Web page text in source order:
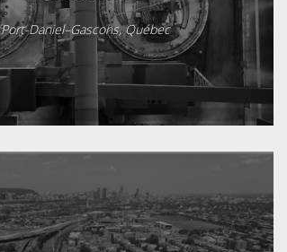
Port-Daniel–Gascons, Québec